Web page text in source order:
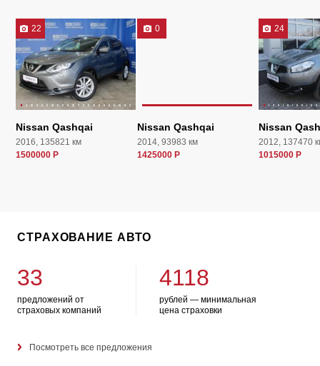
22
Nissan Qashqai
2016, 135821 км
1500000 Р
0
Nissan Qashqai
2014, 93983 км
1425000 Р
24
Nissan
2012, 137470
1015000 Р
СТРАХОВАНИЕ АВТО
33
предложений от
страховых компаний
4118
рублей — минимальная
цена страховки
Посмотреть все предложения